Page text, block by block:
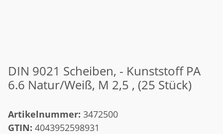
DIN 9021 Scheiben, - Kunststoff PA
6.6 Natur/Weiß, M 2,5 , (25 Stück)
Artikelnummer: 3472500
GTIN: 4043952598931